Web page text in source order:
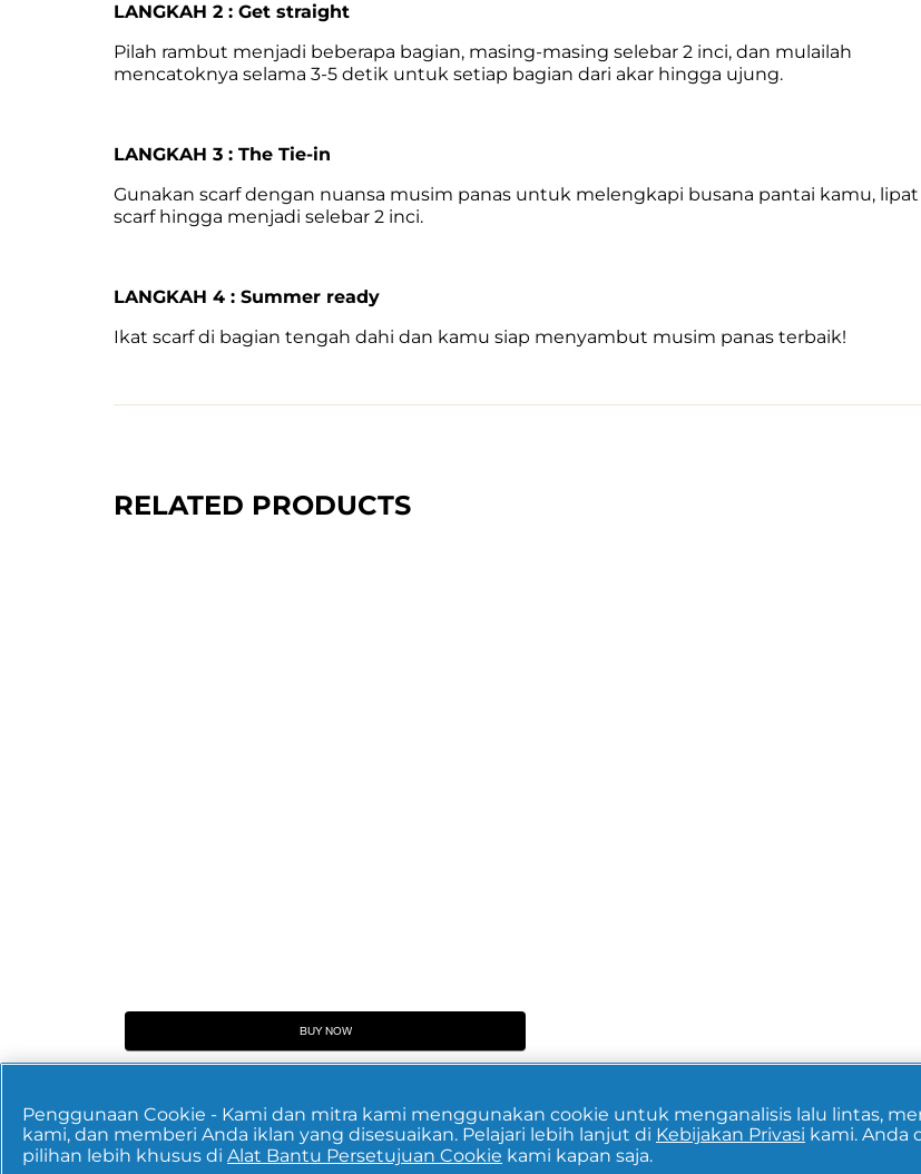
LANGKAH 2 : Get straight
Pilah rambut menjadi beberapa bagian, masing-masing selebar 2 inci, dan mulailah
mencatoknya selama 3-5 detik untuk setiap bagian dari akar hingga ujung.
LANGKAH 3 : The Tie-in
Gunakan scarf dengan nuansa musim panas untuk melengkapi busana pantai kamu, lipat
scarf hingga menjadi selebar 2 inci.
LANGKAH 4 : Summer ready
Ikat scarf di bagian tengah dahi dan kamu siap menyambut musim panas terbaik!
RELATED PRODUCTS
BUY NOW
REPAIR CONDITIONER
Penggunaan Cookie - Kami dan mitra kami menggunakan cookie untuk menganalisis lalu lintas,
kami, dan memberi Anda iklan yang disesuaikan. Pelajari lebih lanjut di Kebijakan Privasi kami. Anda
pilihan lebih khusus di Alat Bantu Persetujuan Cookie kami kapan saja.